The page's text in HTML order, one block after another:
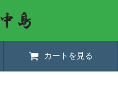
カートを見る